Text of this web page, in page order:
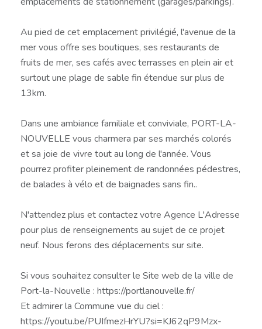
Au pied de cet emplacement privilégié, l'avenue de la
mer vous offre ses boutiques, ses restaurants de
fruits de mer, ses cafés avec terrasses en plein air et
surtout une plage de sable fin étendue sur plus de
13km.
Dans une ambiance familiale et conviviale, PORT-LA-
NOUVELLE vous charmera par ses marchés colorés
et sa joie de vivre tout au long de l'année. Vous
pourrez profiter pleinement de randonnées pédestres,
de balades à vélo et de baignades sans fin..
N'attendez plus et contactez votre Agence L'Adresse
pour plus de renseignements au sujet de ce projet
neuf. Nous ferons des déplacements sur site.
Si vous souhaitez consulter le Site web de la ville de
Port-la-Nouvelle : https://portlanouvelle.fr/
Et admirer la Commune vue du ciel :
https://youtu.be/PUIfmezHrYU?si=KJ62qP9Mzx-